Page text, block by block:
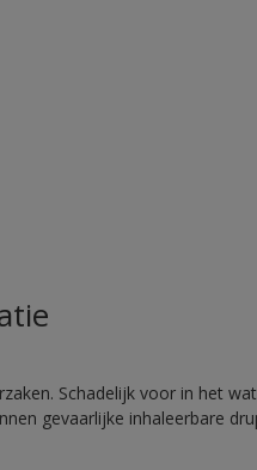
Schadelijk voor in het
gevaarlijke inhaleerbare